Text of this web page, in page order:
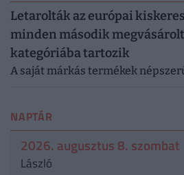
Letarolták az európai
minden második
kategóriába tartozik
A saját márkás termékek
NAPTÁR
2026. augusztus 8. szombat
László